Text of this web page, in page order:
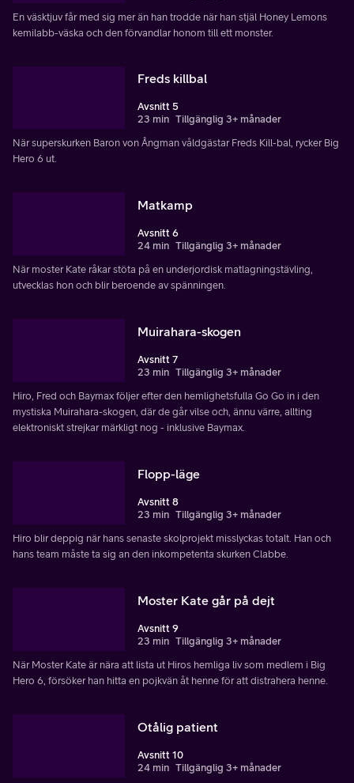
En väsktjuv får med sig mer än han trodde när han stjäl Honey Lemons
kemilabb-väska och den förvandlar honom till ett monster.
Freds killbal
Avsnitt 5
23 min Tillgänglig 3+ månader
När superskurken Baron von Ångman våldgästar Freds Kill-bal, rycker Big
Hero 6 ut.
Matkamp
Avsnitt 6
24 min Tillgänglig 3+ månader
När moster Kate råkar stöta på en underjordisk matlagningstävling,
utvecklas hon och blir beroende av spänningen.
Muirahara-skogen
Avsnitt 7
23 min Tillgänglig 3+ månader
Hiro, Fred och Baymax följer efter den hemlighetsfulla Go Go in i den
mystiska Muirahara-skogen, där de går vilse och, ännu värre, allting
elektroniskt strejkar märkligt nog - inklusive Baymax.
Flopp-läge
Avsnitt 8
23 min Tillgänglig 3+ månader
Hiro blir deppig när hans senaste skolprojekt misslyckas totalt. Han och
hans team måste ta sig an den inkompetenta skurken Clabbe.
Moster Kate går på dejt
Avsnitt 9
23 min Tillgänglig 3+ månader
När Moster Kate är nära att lista ut Hiros hemliga liv som medlem i Big
Hero 6, försöker han hitta en pojkvän åt henne för att distrahera henne.
Otålig patient
Avsnitt 10
24 min Tillgänglig 3+ månader